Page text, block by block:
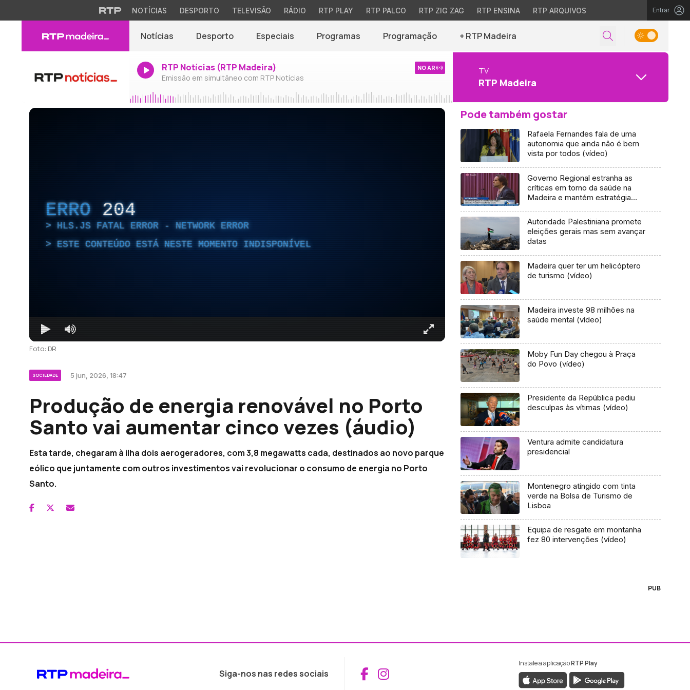
NOTÍCIAS DESPORTO TELEVISÃO RÁDIO RTP PLAY RTP PALCO RTP ZIG ZAG RTP ENSINA RTP ARQUIVOS Entrar
Notícias Desporto Especiais Programas Programação + RTP Madeira
RTP Notícias (RTP Madeira)
Emissão em simultâneo com RTP Notícias
NO AR TV
RTP Madeira
ERRO 204
HLS.JS FATAL ERROR - NETWORK ERROR
ESTE CONTEÚDO ESTÁ NESTE MOMENTO INDISPONÍVEL
Foto: DR
SOCIEDADE 5 jun, 2026, 18:47
Produção de energia renovável no Porto
Santo vai aumentar cinco vezes (áudio)
Esta tarde, chegaram à ilha dois aerogeradores, com 3,8 megawatts cada, destinados ao novo parque
eólico que juntamente com outros investimentos vai revolucionar o consumo de energia no Porto
Santo.
Pode também gostar
Rafaela Fernandes fala de uma
autonomia que ainda não é bem
vista por todos (vídeo)
Governo Regional estranha as
críticas em torno da saúde na
Madeira e mantém estratégia
Autoridade Palestiniana promete
eleições gerais mas sem avançar
datas
Madeira quer ter um helicóptero
de turismo (vídeo)
Madeira investe 98 milhões na
saúde mental (vídeo)
Moby Fun Day chegou à Praça
do Povo (vídeo)
Presidente da República pediu
desculpas às vítimas (vídeo)
Ventura admite candidatura
presidencial
Montenegro atingido com tinta
verde na Bolsa de Turismo de
Lisboa
Equipa de resgate em montanha
fez 80 intervenções (vídeo)
PUB
Siga-nos nas redes sociais Aceder ao Facebook da RTP Madeira
Aceder ao Instagram da RTP Madeira
Instale a aplicaçãoRTP Play